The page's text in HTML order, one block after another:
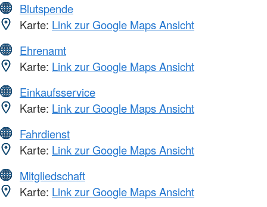
Blutspende
Karte: Link zur Google Maps Ansicht
Ehrenamt
Karte: Link zur Google Maps Ansicht
Einkaufsservice
Karte: Link zur Google Maps Ansicht
Fahrdienst
Karte: Link zur Google Maps Ansicht
Mitgliedschaft
Karte: Link zur Google Maps Ansicht